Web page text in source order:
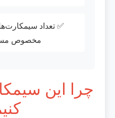
✅ تعداد
مخصوص
چرا این